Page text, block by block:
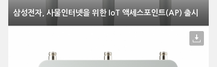
삼성전자, 사물인터넷을 위한 IoT 액세스포인트(AP) 출시